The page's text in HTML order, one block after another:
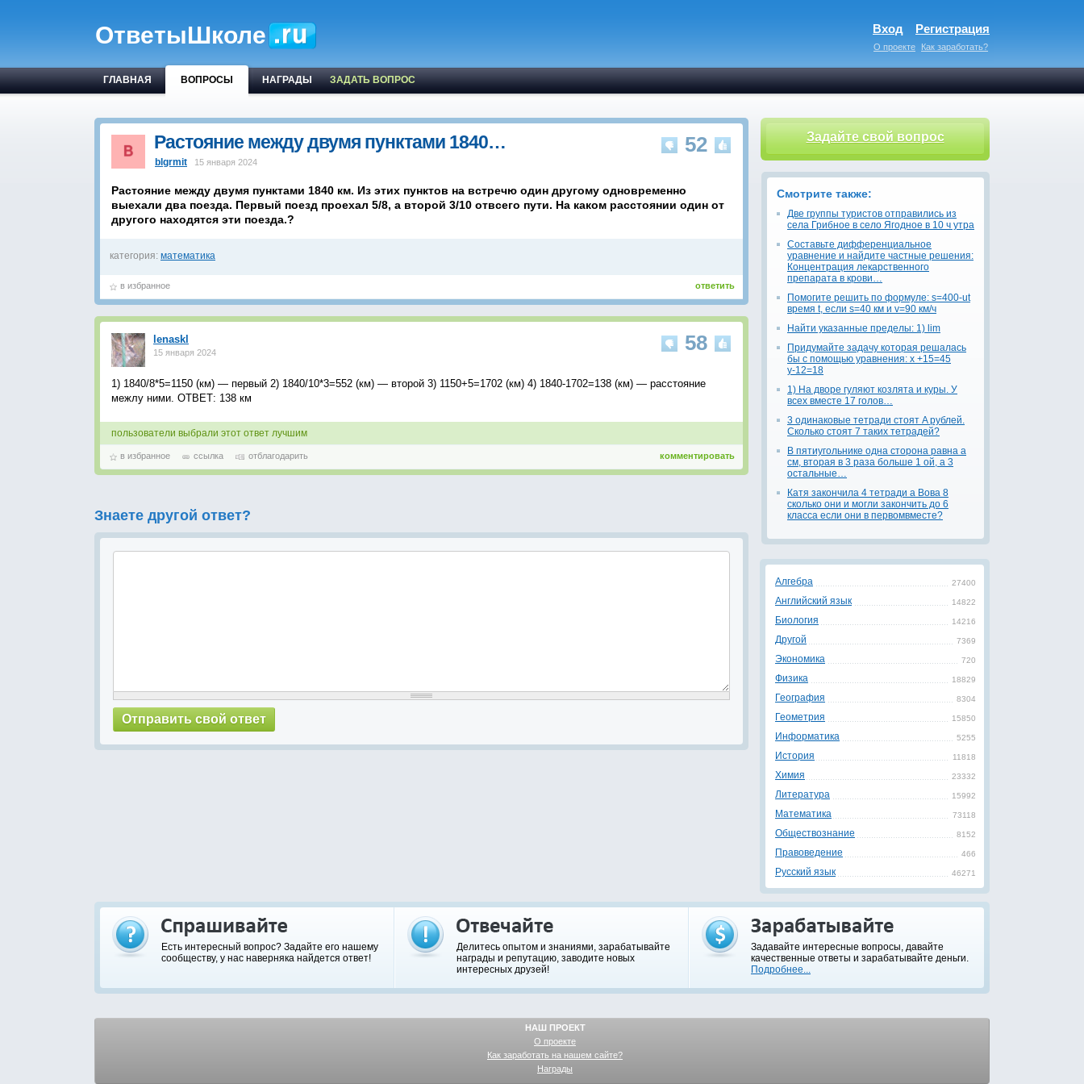
ОтветыШколе Вход Регистрация
О проекте Как заработать?
ГЛАВНАЯ ВОПРОСЫ НАГРАДЫ ЗАДАТЬ ВОПРОС
52
Растояние между двумя пунктами 1840…
blgrmit 15 января 2024
Растояние между двумя пунктами 1840 км. Из этих пунктов на встречю один другому одновременно
выехали два поезда. Первый поезд проехал 5/8, а второй 3/10 отвсего пути. На каком расстоянии один от
другого находятся эти поезда.?
категория: математика
ответить
в избранное
58
lenaskl
15 января 2024
1) 1840/8*5=1150 (км) — первый 2) 1840/10*3=552 (км) — второй 3) 1150+5=1702 (км) 4) 1840-1702=138 (км) — расстояние
межлу ними. ОТВЕТ: 138 км
пользователи выбрали этот ответ лучшим
комментировать
в избранное ссылка отблагодарить
Знаете другой ответ?
Задайте свой вопрос
Смотрите также:
Две группы туристов отправились из
села Грибное в село Ягодное в 10 ч утра
Составьте дифференциальное
уравнение и найдите частные решения:
Концентрация лекарственного
препарата в крови…
Помогите решить по формуле: s=400-ut
время t, если s=40 км и v=90 км/ч
Найти указанные пределы: 1) lim
Придумайте задачу которая решалась
бы с помощью уравнения: х +15=45
у-12=18
1) На дворе гуляют козлята и куры. У
всех вместе 17 голов…
3 одинаковые тетради стоят A рублей.
Сколько стоят 7 таких тетрадей?
В пятиугольнике одна сторона равна а
см, вторая в 3 раза больше 1 ой, а 3
остальные…
Катя закончила 4 тетради а Вова 8
сколько они и могли закончить до 6
класса если они в первомвместе?
27400
Алгебра
14822
Английский язык
14216
Биология
7369
Другой
720
Экономика
18829
Физика
8304
География
15850
Геометрия
5255
Информатика
11818
История
23332
Химия
15992
Литература
73118
Математика
8152
Обществознание
466
Правоведение
46271
Русский язык
Есть интересный вопрос? Задайте его нашему
сообществу, у нас наверняка найдется ответ!
Делитесь опытом и знаниями, зарабатывайте
награды и репутацию, заводите новых
интересных друзей!
Задавайте интересные вопросы, давайте
качественные ответы и зарабатывайте деньги.
Подробнее...
НАШ ПРОЕКТ
О проекте
Как заработать на нашем сайте?
Награды